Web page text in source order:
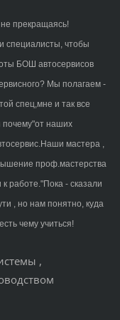
прекращаясь!
специалисты, чтобы
БОШ автосервисов
Мы полагаем -
спец,мне и так все
почему"от наших
ервис.Наши мастера ,
проф.мастерства
работе."Пока - сказали
, но нам понятно, куда
чему учиться!
,